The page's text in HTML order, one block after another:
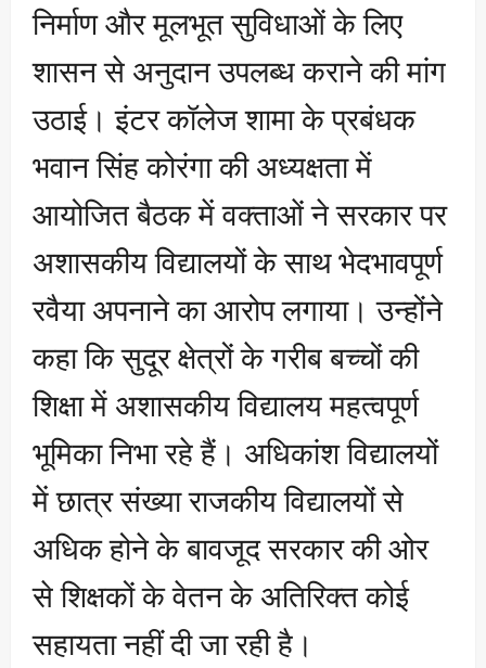
निर्माण और मूलभूत सुविधाओं के लिए
शासन से अनुदान उपलब्ध कराने की मांग
उठाई। इंटर कॉलेज शामा के प्रबंधक
भवान सिंह कोरंगा की अध्यक्षता में
आयोजित बैठक में वक्ताओं ने सरकार पर
अशासकीय विद्यालयों के साथ भेदभावपूर्ण
रवैया अपनाने का आरोप लगाया। उन्होंने
कहा कि सुदूर क्षेत्रों के गरीब बच्चों की
शिक्षा में अशासकीय विद्यालय महत्वपूर्ण
भूमिका निभा रहे हैं। अधिकांश विद्यालयों
में छात्र संख्या राजकीय विद्यालयों से
अधिक होने के बावजूद सरकार की ओर
से शिक्षकों के वेतन के अतिरिक्त कोई
सहायता नहीं दी जा रही है।